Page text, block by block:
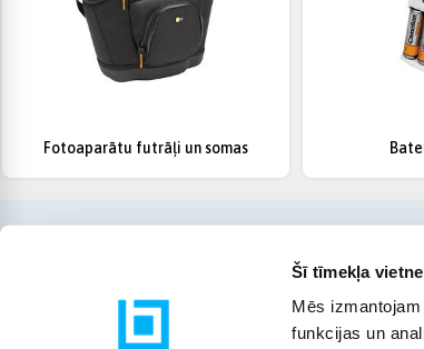
Šī tīmekļa
Mēs
funkcijas un
Fotoaparātu futrāļi un somas